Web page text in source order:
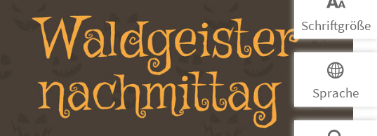
Schrift­größe
Sprache